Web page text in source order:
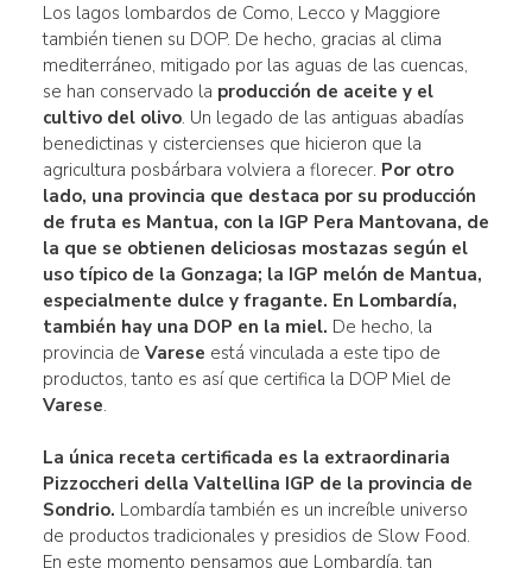
Los lagos lombardos de Como, Lecco y Maggiore
también tienen su DOP. De hecho, gracias al clima
mediterráneo, mitigado por las aguas de las cuencas,
se han conservado la producción de aceite y el
cultivo del olivo. Un legado de las antiguas abadías
benedictinas y cistercienses que hicieron que la
agricultura posbárbara volviera a florecer. Por otro
lado, una provincia que destaca por su producción
de fruta es Mantua, con la IGP Pera Mantovana, de
la que se obtienen deliciosas mostazas según el
uso típico de la Gonzaga; la IGP melón de Mantua,
especialmente dulce y fragante. En Lombardía,
también hay una DOP en la miel. De hecho, la
provincia de Varese está vinculada a este tipo de
productos, tanto es así que certifica la DOP Miel de
Varese.
La única receta certificada es la extraordinaria
Pizzoccheri della Valtellina IGP de la provincia de
Sondrio. Lombardía también es un increíble universo
de productos tradicionales y presidios de Slow Food.
En este momento pensamos que Lombardía, tan